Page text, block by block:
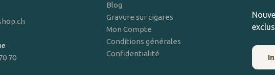
70
Blog
Gravure sur cigares
Mon Compte
Conditions générales
Confidentialité